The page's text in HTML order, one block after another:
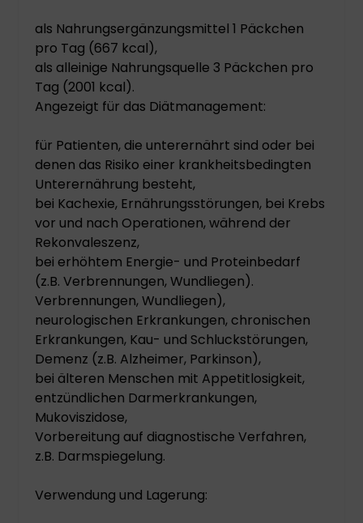
als Nahrungsergänzungsmittel 1 Päckchen
pro Tag (667 kcal),
als alleinige Nahrungsquelle 3 Päckchen pro
Tag (2001 kcal).
Angezeigt für das Diätmanagement:
für Patienten, die unterernährt sind oder bei
denen das Risiko einer krankheitsbedingten
Unterernährung besteht,
bei Kachexie, Ernährungsstörungen, bei Krebs
vor und nach Operationen, während der
Rekonvaleszenz,
bei erhöhtem Energie- und Proteinbedarf
(z.B. Verbrennungen, Wundliegen).
Verbrennungen, Wundliegen),
neurologischen Erkrankungen, chronischen
Erkrankungen, Kau- und Schluckstörungen,
Demenz (z.B. Alzheimer, Parkinson),
bei älteren Menschen mit Appetitlosigkeit,
entzündlichen Darmerkrankungen,
Mukoviszidose,
Vorbereitung auf diagnostische Verfahren,
z.B. Darmspiegelung.
Verwendung und Lagerung: